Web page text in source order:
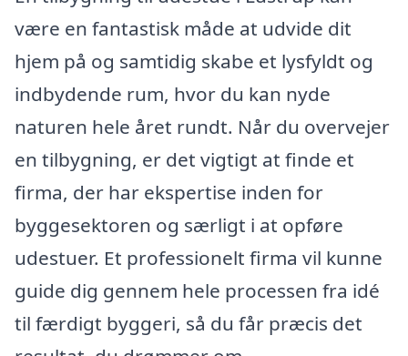
være en fantastisk måde at udvide dit
hjem på og samtidig skabe et lysfyldt og
indbydende rum, hvor du kan nyde
naturen hele året rundt. Når du overvejer
en tilbygning, er det vigtigt at finde et
firma, der har ekspertise inden for
byggesektoren og særligt i at opføre
udestuer. Et professionelt firma vil kunne
guide dig gennem hele processen fra idé
til færdigt byggeri, så du får præcis det